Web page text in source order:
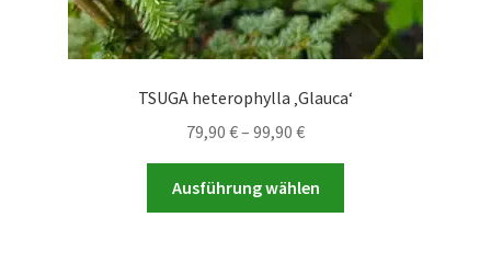
TSUGA heterophylla ‚Glauca‘
79,90 €– 99,90 €Preisspanne:
79,90 €
bis
99,90 €
Ausführung wählen